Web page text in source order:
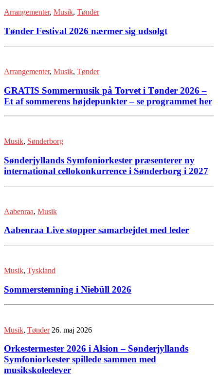
Arrangementer, Musik, Tønder
Tønder Festival 2026 nærmer sig udsolgt
Arrangementer, Musik, Tønder
GRATIS Sommermusik på Torvet i Tønder 2026 –
Et af sommerens højdepunkter – se programmet her
Musik, Sønderborg
Sønderjyllands Symfoniorkester præsenterer ny
international cellokonkurrence i Sønderborg i 2027
Aabenraa, Musik
Aabenraa Live stopper samarbejdet med leder
Musik, Tyskland
Sommerstemning i Niebüll 2026
Musik, Tønder 26. maj 2026
Orkestermester 2026 i Alsion – Sønderjyllands
Symfoniorkester spillede sammen med
musikskoleelever